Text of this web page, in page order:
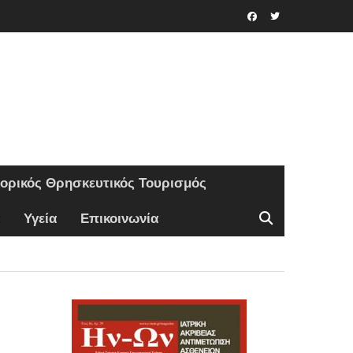
Θρησκευτικός Τουρισμός
Υγεία Επικοινωνία